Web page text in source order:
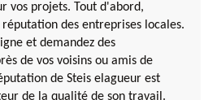
vos projets. Tout d'abord,
des entreprises locales.
et demandez des
de vos voisins ou amis de
de Steis elagueur est
de la qualité de son travail.